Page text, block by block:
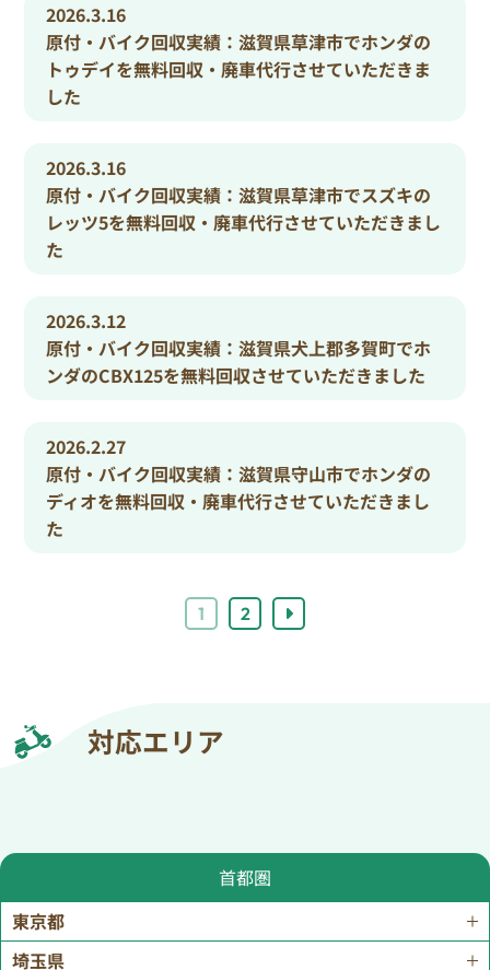
2026.3.16
原付・バイク回収実績：滋賀県草津市でホンダの
トゥデイを無料回収・廃車代行させていただきま
した
2026.3.16
原付・バイク回収実績：滋賀県草津市でスズキの
レッツ5を無料回収・廃車代行させていただきまし
た
2026.3.12
原付・バイク回収実績：滋賀県犬上郡多賀町でホ
ンダのCBX125を無料回収させていただきました
2026.2.27
原付・バイク回収実績：滋賀県守山市でホンダの
ディオを無料回収・廃車代行させていただきまし
た
1 2
対応エリア
首都圏
東京都
埼玉県